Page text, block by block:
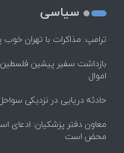
سیاسی
ترامپ: مذاکرات با تهران
بازداشت سفیر پیشین فلسطین
اموال
حادثه دریایی در نزدیکی
معاون دفتر پزشکیان: ادعای
محض است